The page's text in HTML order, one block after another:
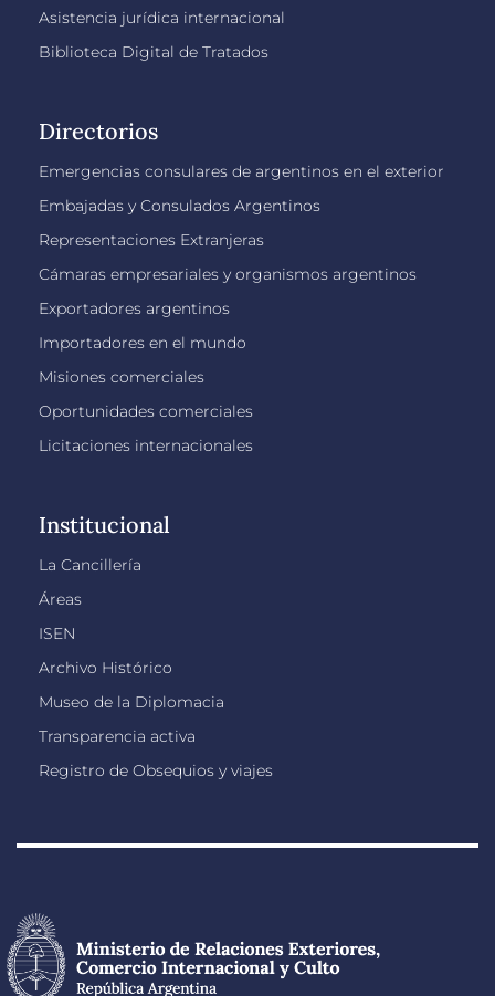
Asistencia jurídica internacional
Biblioteca Digital de Tratados
Directorios
Emergencias consulares de argentinos en el exterior
Embajadas y Consulados Argentinos
Representaciones Extranjeras
Cámaras empresariales y organismos argentinos
Exportadores argentinos
Importadores en el mundo
Misiones comerciales
Oportunidades comerciales
Licitaciones internacionales
Institucional
La Cancillería
Áreas
ISEN
Archivo Histórico
Museo de la Diplomacia
Transparencia activa
Registro de Obsequios y viajes